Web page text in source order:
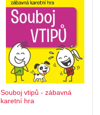
Souboj vtipů - zábavná
karetní hra